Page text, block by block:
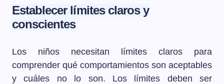
Establecer límites claros y
conscientes
Los niños necesitan límites claros para
comprender qué comportamientos son aceptables
y cuáles no lo son. Los límites deben ser